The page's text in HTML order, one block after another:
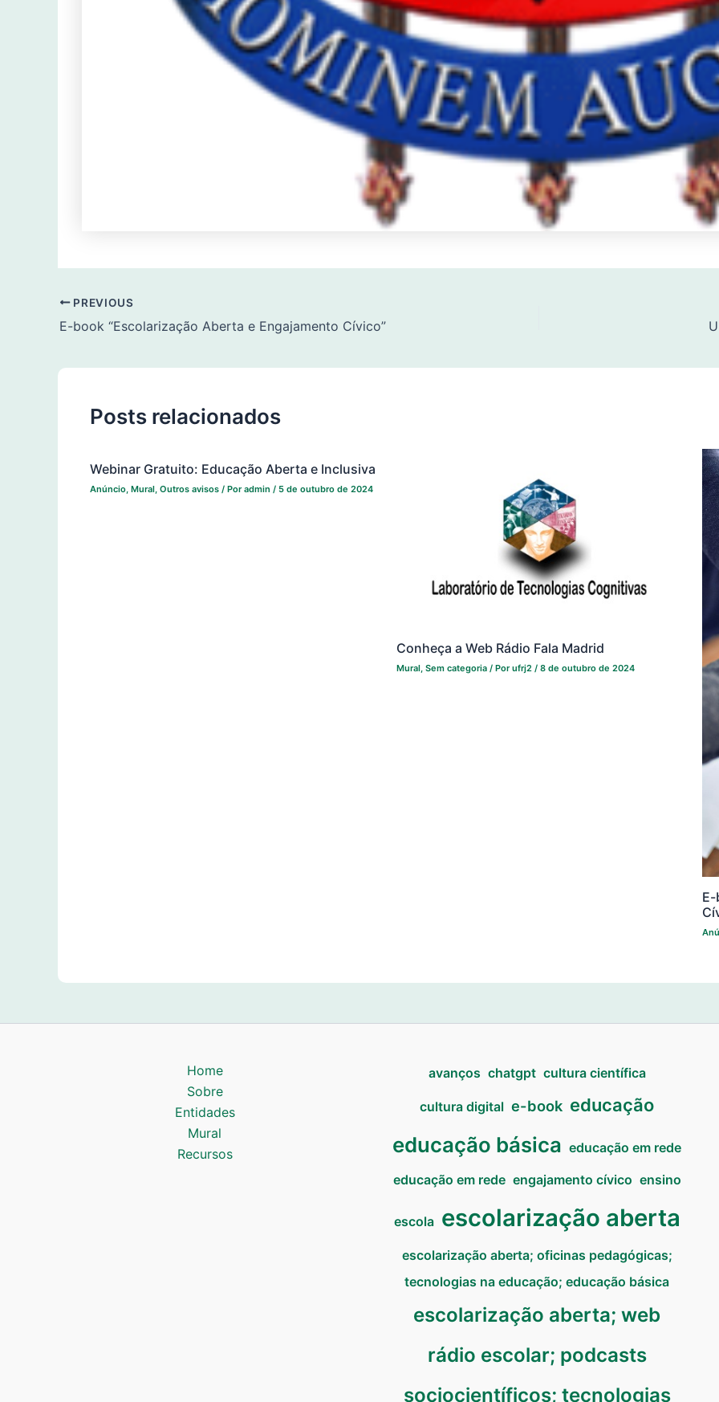
PREVIOUS
E-book “Escolarização Aberta e Engajamento Cívico”
Posts relacionados
Webinar Gratuito: Educação Aberta e Inclusiva
Anúncio, Mural, Outros avisos / Poradmin / 5 de outubro de 2024
Conheça a Web Rádio Fala Madrid
Mural, Sem categoria/ Porufrj2 / 8 de outubro de 2024
Home
Sobre
Entidades
Mural
Recursos
avanços chatgpt cultura científica
cultura digital e-book educação
educação básica educação em rede
educação em rede engajamento cívico ensino
escola escolarização aberta
escolarização aberta; oficinas pedagógicas;
tecnologias na educação; educação básica
escolarização aberta; web
rádio escolar; podcasts
sociocientíficos; tecnologias